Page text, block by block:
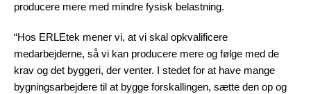
producere mere med mindre fysisk belastning.
“Hos ERLEtek mener vi, at vi skal opkvalificere
medarbejderne, så vi kan producere mere og følge med de
krav og det byggeri, der venter. I stedet for at have mange
bygningsarbejdere til at bygge forskallingen, sætte den op og